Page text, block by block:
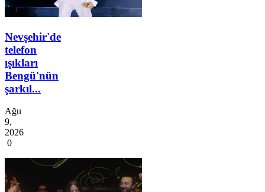
Nevşehir'de
telefon
ışıkları
Bengü'nün
şarkıl...
Ağu
9,
2026
0